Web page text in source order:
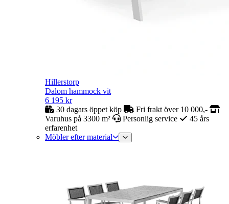
Hillerstorp
Dalom hammock vit
6 195 kr
30 dagars öppet köp
Fri frakt över 10 000,-
Varuhus på 3300 m²
Personlig service
45 års
erfarenhet
Möbler efter material